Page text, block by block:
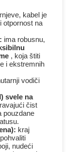
kabel je
otpornost na
ima robusnu,
, koja štiti
i ekstremnih
vodiči
svele na
čist
pouzdane
kraj
nudeći